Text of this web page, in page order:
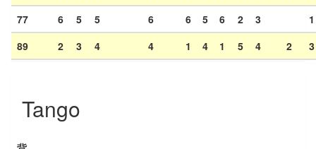
77
6 5 5 6 6 5 6 2 3
1
89
2 3 4 4 1 4 1 5 4 2 3
Tango